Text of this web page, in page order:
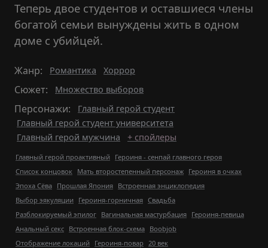
Теперь двое студентов и оставшиеся члены
богатой семьи вынуждены жить в одном
доме с убийцей.
Жанр: Романтика Хоррор
Сюжет: Множество выборов
Персонажи:
Главный герой студент
Главный герой студент университета
Главный герой мужчина
+ спойлеры
Главный герой проактивный Героиня - сенпай главного героя
Список концовок Мать второстепенный персонаж Героиня в очках
Эпоха Сёва Прошлая Япония Встроенная энциклопедия
Выбор эякуляции Героиня-горничная Свадьба
Разблокируемый эпилог Вагинальная мастурбация Героиня-певица
Анальный секс Встроенная блок-схема Boobjob
Отображение локаций Героиня-повар 20 век